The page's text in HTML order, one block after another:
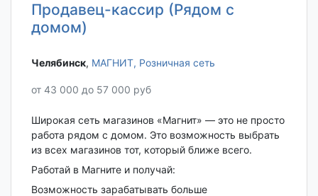
Продавец-кассир (Рядом с
домом)
Челябинск‎, МАГНИТ, Розничная сеть
от 43 000 до 57 000 руб
Широкая сеть магазинов «Магнит» — это не просто
работа рядом с домом. Это возможность выбрать
из всех магазинов тот, который ближе всего.
Работай в Магните и получай:
Возможность зарабатывать больше